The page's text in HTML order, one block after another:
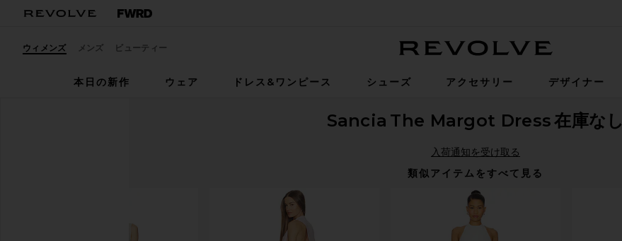
ウィメンズ メンズ ビューティー
本日の新作
ウェア ドレス&ワンピース シューズ アクセサリー デザイナー
Sancia The Margot Dress在庫なし
入荷通知を受け取る
類似アイテムをすべて見る